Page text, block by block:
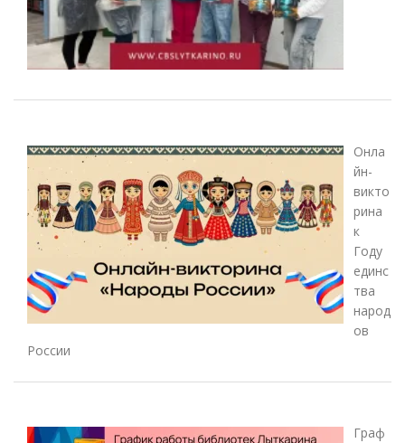
Онла
йн-
викто
рина
к
Году
единс
тва
народ
ов
России
Граф